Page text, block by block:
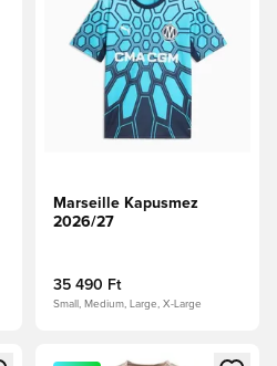
Marseille Kapusmez
2026/27
35 490 Ft
Small, Medium, Large, X-Large